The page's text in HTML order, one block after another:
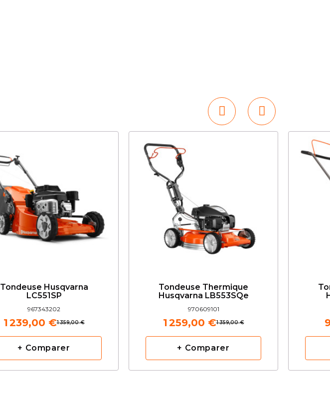
Tondeuse Husqvarna
LC551SP
967343202
1 359,00 €
1 239,00 €
+ Comparer
Tondeuse Thermique
Husqvarna LB553SQe
970609101
1 359,00 €
1 259,00 €
+ Comparer